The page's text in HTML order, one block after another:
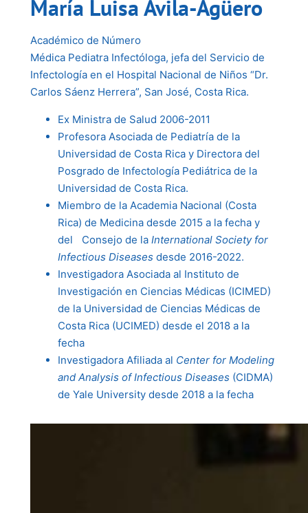
María Luisa Ávila-Agüero
Académico de Número
Médica Pediatra Infectóloga, jefa del Servicio de
Infectología en el Hospital Nacional de Niños “Dr.
Carlos Sáenz Herrera”, San José, Costa Rica.
Ex Ministra de Salud 2006-2011
Profesora Asociada de Pediatría de la
Universidad de Costa Rica y Directora del
Posgrado de Infectología Pediátrica de la
Universidad de Costa Rica.
Miembro de la Academia Nacional (Costa
Rica) de Medicina desde 2015 a la fecha y
del Consejo de la International Society for
Infectious Diseases desde 2016-2022.
Investigadora Asociada al Instituto de
Investigación en Ciencias Médicas (ICIMED)
de la Universidad de Ciencias Médicas de
Costa Rica (UCIMED) desde el 2018 a la
fecha
Investigadora Afiliada al Center for Modeling
and Analysis of Infectious Diseases(CIDMA)
de Yale University desde 2018 a la fecha